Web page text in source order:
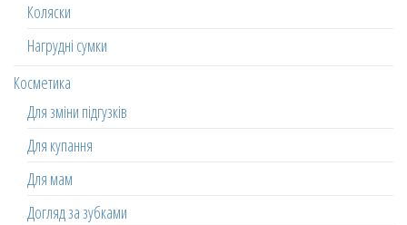
Коляски
Нагрудні сумки
Косметика
Для зміни підгузків
Для купання
Для мам
Догляд за зубками